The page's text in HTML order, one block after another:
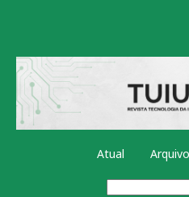
Atual